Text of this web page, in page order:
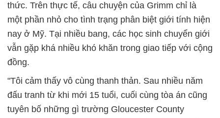
thức. Trên thực tế, câu chuyện của Grimm chỉ là
một phần nhỏ cho tình trạng phân biệt giới tính hiện
nay ở Mỹ. Tại nhiều bang, các học sinh chuyển giới
vẫn gặp khá nhiều khó khăn trong giao tiếp với cộng
đồng.
"Tôi cảm thấy vô cùng thanh thản. Sau nhiều năm
đấu tranh từ khi mới 15 tuổi, cuối cùng tòa án cũng
tuyên bố những gì trường Gloucester County